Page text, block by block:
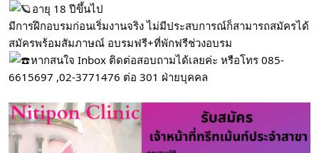
อายุ 18 ปีขึ้นไป
มีการฝึกอบรมก่อนเริ่มงานจริง ไม่มีประสบการณ์ก็สามารถสมัครได้
สมัครพร้อมสัมภาษณ์ อบรมฟรี+ที่พักฟรีช่วงอบรม
หากสนใจ Inbox ติดต่อสอบถามได้เลยค่ะ หรือโทร 085-
6615697 ,02-3771476 ต่อ 301 ฝ่ายบุคคล